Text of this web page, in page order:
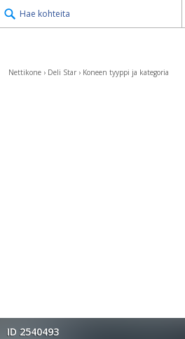
Hae kohteita
Nettikone › Deli Star › Koneen tyyppi ja kategoria
ID 2540493